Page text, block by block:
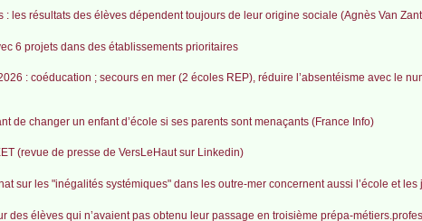
les résultats des élèves dépendent toujours de leur origine sociale (Agnès Van
6 projets dans des établissements prioritaires
: coéducation ; secours en mer (2 écoles REP), réduire l’absentéisme avec le
de changer un enfant d’école si ses parents sont menaçants (France Info)
(revue de presse de VersLeHaut sur Linkedin)
sur les "inégalités systémiques" dans les outre-mer concernent aussi l’école et les
des élèves qui n’avaient pas obtenu leur passage en troisième prépa-